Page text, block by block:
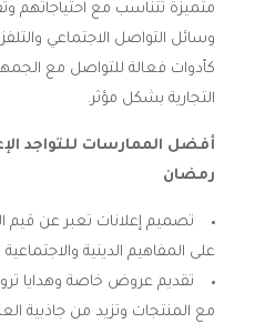
متميزة تتناسب مع احتياجاتهم
وسائل التواصل الاجتماعي
كأدوات فعالة للتواصل مع
التجارية بشكل مؤثر.
أفضل الممارسات للتواجد
رمضان
تصميم إعلانات تعبر عن قيم
على المفاهيم الدينية
تقديم عروض خاصة وهدايا
مع المنتجات وتزيد من جاذبية